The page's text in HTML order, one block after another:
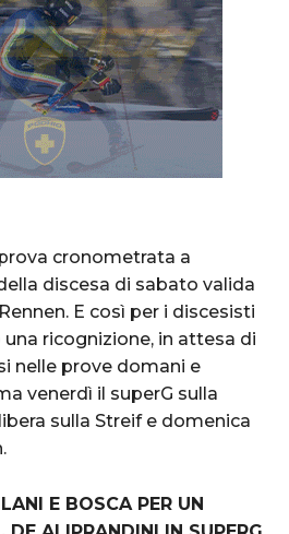
cronometrata a
discesa di sabato valida
E così per i discesisti
ricognizione, in attesa di
nelle prove domani e
venerdì il superG sulla
sulla Streif e domenica
E BOSCA PER UN